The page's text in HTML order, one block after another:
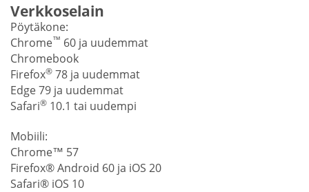
Verkkoselain
Pöytäkone:
Chrome™ 60 ja uudemmat
Chromebook
Firefox® 78 ja uudemmat
Edge 79 ja uudemmat
Safari® 10.1 tai uudempi
Mobiili:
Chrome™ 57
Firefox® Android 60 ja iOS 20
Safari® iOS 10